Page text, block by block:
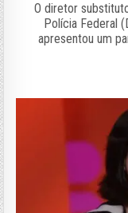
O diretor
Polícia Federal
apresentou um